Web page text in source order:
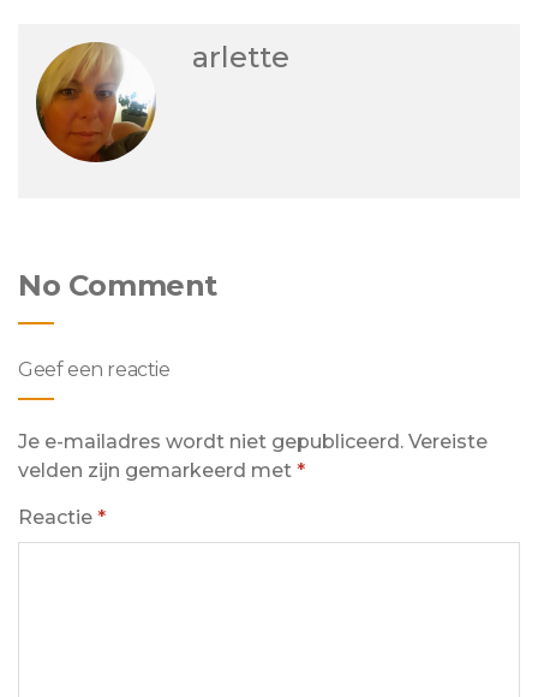
arlette
No Comment
Geef een reactie
Je e-mailadres wordt niet gepubliceerd. Vereiste
velden zijn gemarkeerd met *
Reactie *